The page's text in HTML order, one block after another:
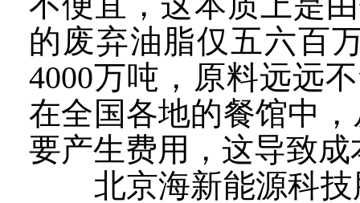
的废弃油脂仅五六百
4000万吨，原料远远
在全国各地的餐馆中
要产生费用，这导致
北京海新能源科技